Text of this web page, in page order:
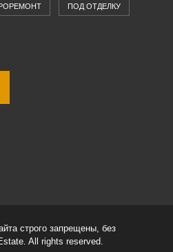
ПОД ОТДЕЛКУ
строго запрещены, без
All rights reserved.